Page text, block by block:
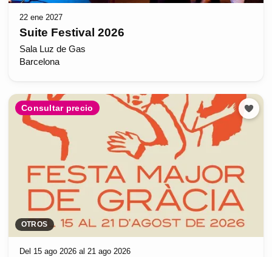
22 ene 2027
Suite Festival 2026
Sala Luz de Gas
Barcelona
Consultar precio
OTROS
Del 15 ago 2026 al 21 ago 2026